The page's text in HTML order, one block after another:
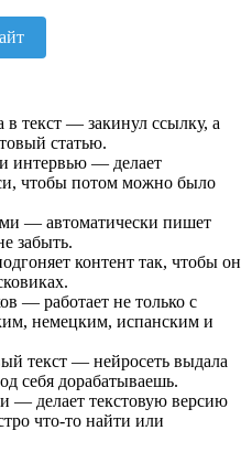
текст — закинул ссылку, а
статью.
интервью — делает
чтобы потом можно было
— автоматически пишет
забыть.
контент так, чтобы он
— работает не только с
немецким, испанским и
текст — нейросеть выдала
себя дорабатываешь.
— делает текстовую версию
что-то найти или